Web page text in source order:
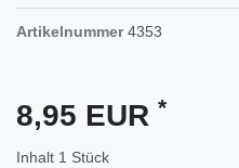
Artikelnummer 4353
8,95 EUR *
Inhalt 1 Stück